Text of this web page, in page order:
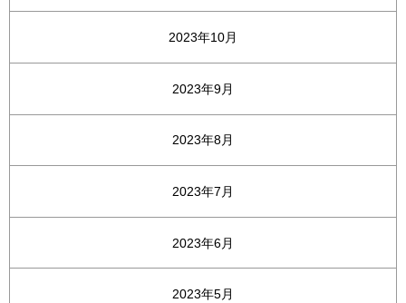
2023年10月
2023年9月
2023年8月
2023年7月
2023年6月
2023年5月